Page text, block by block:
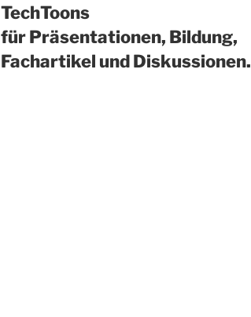
TechToons
für Präsentationen, Bildung,
Fachartikel und Diskussionen.